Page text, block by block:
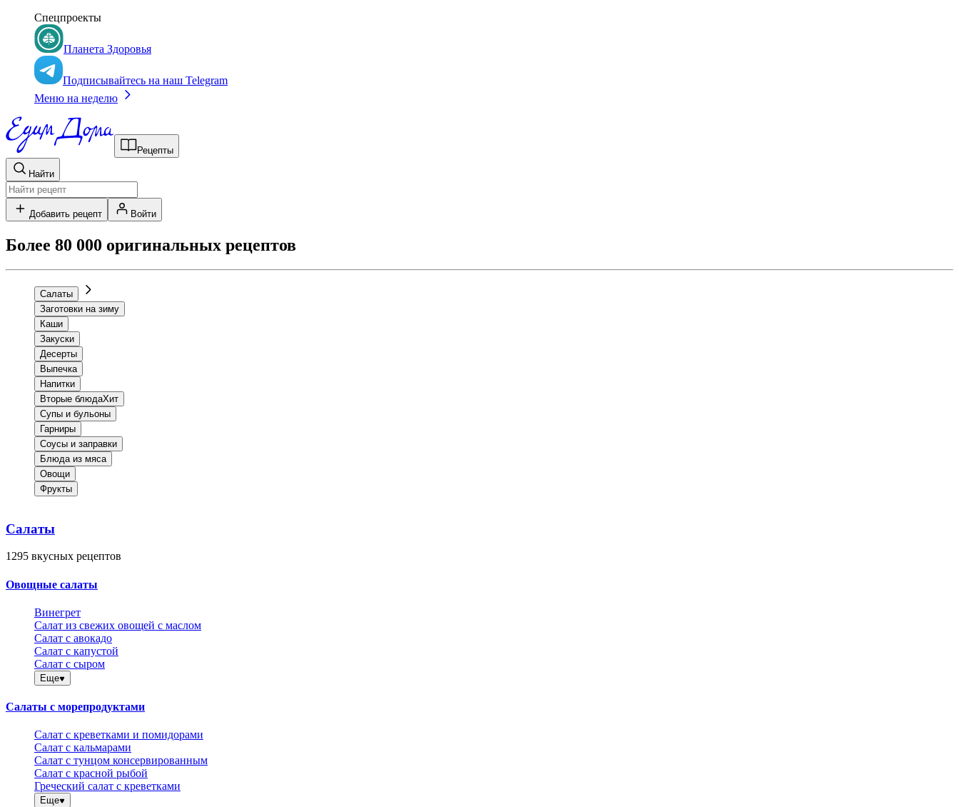
Спецпроекты
Планета Здоровья
Подписывайтесь на наш Telegram
Меню на неделю
Рецепты
Найти
Добавить рецепт Войти
Более 80 000 оригинальных рецептов
Салаты
Заготовки на зиму
Каши
Закуски
Десерты
Выпечка
Напитки
Вторые блюдаХит
Супы и бульоны
Гарниры
Соусы и заправки
Блюда из мяса
Овощи
Фрукты
Салаты
1295 вкусных рецептов
Овощные салаты
Винегрет
Салат из свежих овощей с маслом
Салат с авокадо
Салат с капустой
Салат с сыром
Еще
Салаты с морепродуктами
Салат с креветками и помидорами
Салат с кальмарами
Салат с тунцом консервированным
Салат с красной рыбой
Греческий салат с креветками
Еще